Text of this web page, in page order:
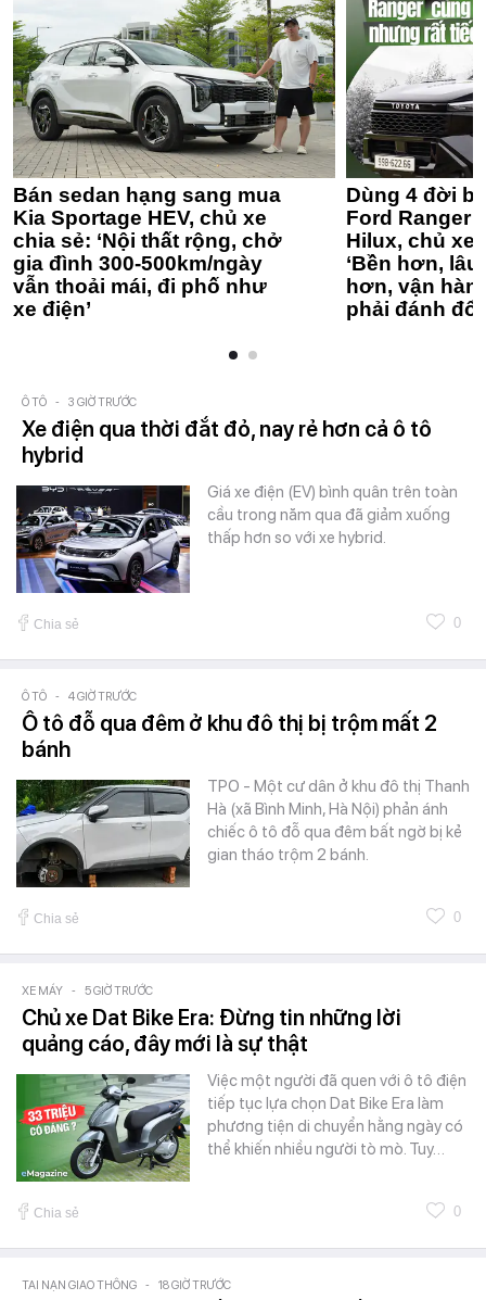
Bán sedan hạng sang mua
Kia Sportage HEV, chủ xe
chia sẻ: ‘Nội thất rộng, chở
gia đình 300-500km/ngày
vẫn thoải mái, đi phố như
xe điện’
Dùng 4 đời
Ford Ranger
Hilux, chủ xe
‘Bền hơn,
hơn, vận
phải đánh
Ô TÔ - 3 GIỜ TRƯỚC
Xe điện qua thời đắt đỏ, nay rẻ hơn cả ô tô
hybrid
Giá xe điện (EV) bình quân trên toàn
cầu trong năm qua đã giảm xuống
thấp hơn so với xe hybrid.
Chia sẻ 0
Ô TÔ - 4 GIỜ TRƯỚC
Ô tô đỗ qua đêm ở khu đô thị bị trộm mất 2
bánh
TPO - Một cư dân ở khu đô thị Thanh
Hà (xã Bình Minh, Hà Nội) phản ánh
chiếc ô tô đỗ qua đêm bất ngờ bị kẻ
gian tháo trộm 2 bánh.
Chia sẻ 0
XE MÁY - 5 GIỜ TRƯỚC
Chủ xe Dat Bike Era: Đừng tin những lời
quảng cáo, đây mới là sự thật
Việc một người đã quen với ô tô điện
tiếp tục lựa chọn Dat Bike Era làm
phương tiện di chuyển hằng ngày có
thể khiến nhiều người tò mò. Tuy…
Chia sẻ 0
TAI NẠN GIAO THÔNG - 18 GIỜ TRƯỚC